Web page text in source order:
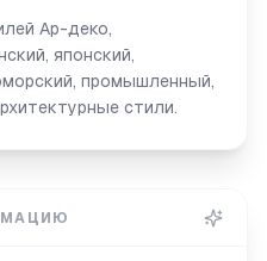
Ар-деко,
японский,
промышленный,
стили.